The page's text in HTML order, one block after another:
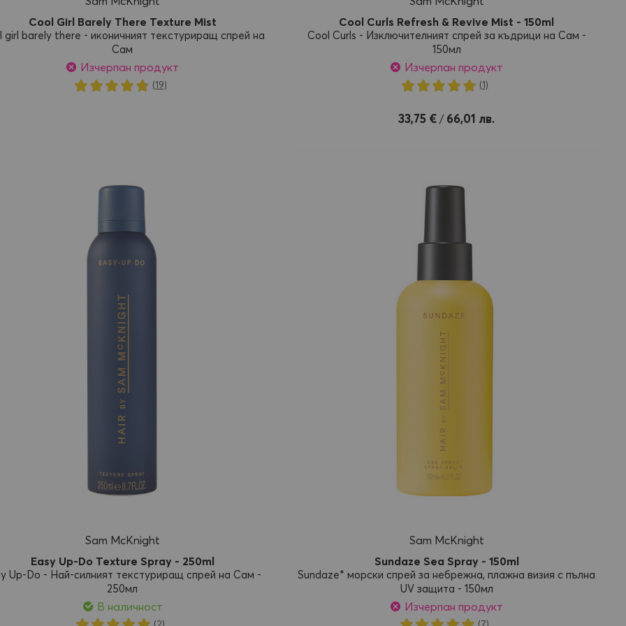
Cool Girl Barely There Texture Mist
girl barely there - иконичният текстуриращ спрей на
Сам
Изчерпан продукт
Рейтинг:
(19)
Cool Curls Refresh & Revive Mist - 150ml
Cool Curls - Изключителният спрей за къдрици на Сам -
150мл
Изчерпан продукт
Рейтинг:
(1)
33,75 € / 66,01 лв.
Sam McKnight
Easy Up-Do Texture Spray - 250ml
Up-Do - Най-силният текстуриращ спрей на Сам -
250мл
В наличност
Рейтинг: (2)
Sam McKnight
Sundaze Sea Spray - 150ml
Sundaze* морски спрей за небрежна, плажна визия с пълна
UV защита - 150мл
Изчерпан продукт
Рейтинг: (7)